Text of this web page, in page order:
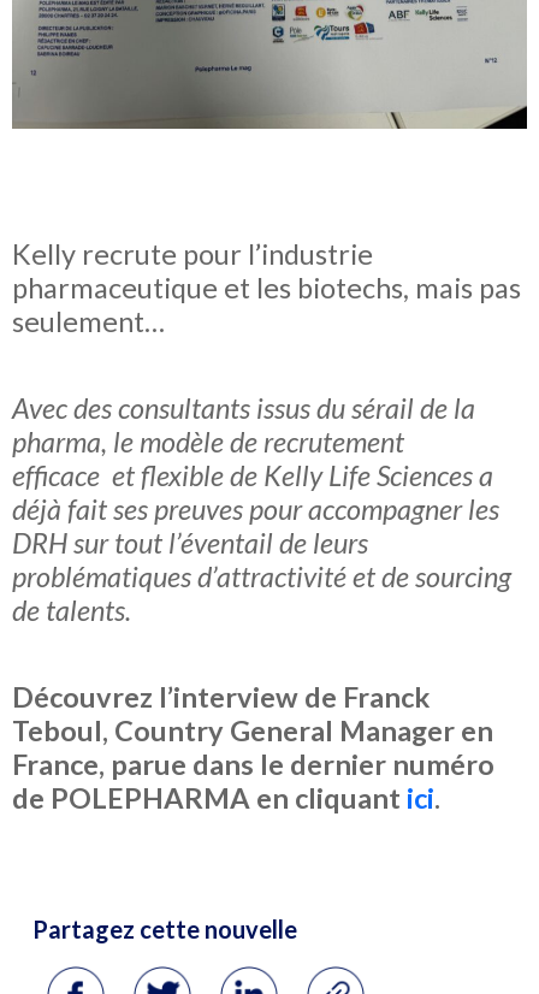
Kelly recrute pour l’industrie
pharmaceutique et les biotechs, mais pas
seulement…
Avec des consultants issus du sérail de la
pharma, le modèle de recrutement
efficace et flexible de Kelly Life Sciences a
déjà fait ses preuves pour accompagner les
DRH sur tout l’éventail de leurs
problématiques d’attractivité et de sourcing
de talents.
Découvrez l’interview de Franck
Teboul, Country General Manager en
France, parue dans le dernier numéro
de POLEPHARMA en cliquant ici.